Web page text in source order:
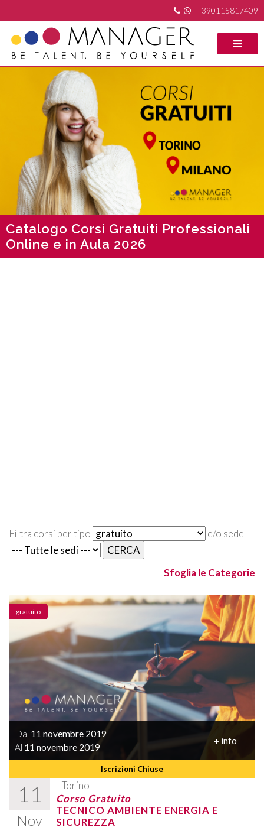
+390115817409
Catalogo Corsi Gratuiti Professionali
Online e in Aula 2026
Filtra corsi per tipo e/o sede
Sfoglia le Categorie
Iscrizioni Chiuse
Dal 11 novembre 2019
Al 11 novembre 2019
+ info
11
Nov
Torino
gratuito
Corso Gratuito
TECNICO AMBIENTE ENERGIA E
SICUREZZA